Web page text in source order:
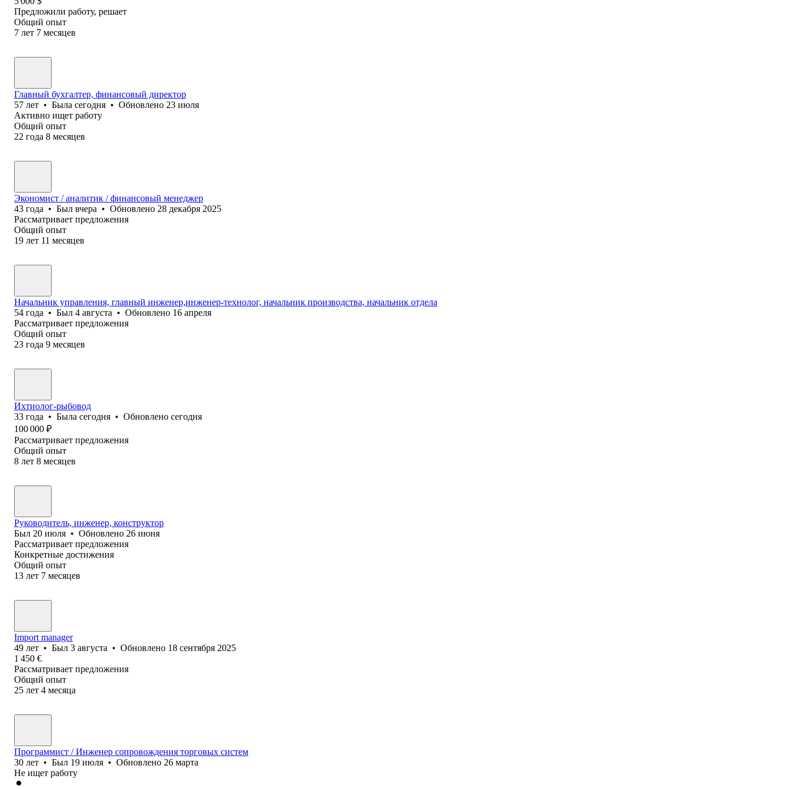
Предложили работу, решает
Общий опыт
7 лет 7 месяцев
Главный бухгалтер, финансовый директор
57 лет • Была сегодня • Обновлено 23 июля
Активно ищет работу
Общий опыт
22 года 8 месяцев
Экономист / аналитик / финансовый менеджер
43 года • Был вчера • Обновлено 28 декабря 2025
Рассматривает предложения
Общий опыт
19 лет 11 месяцев
Начальник управления, главный инженер,инженер-технолог, начальник производства, начальник отдела
54 года • Был 4 августа • Обновлено 16 апреля
Рассматривает предложения
Общий опыт
23 года 9 месяцев
Ихтиолог-рыбовод
33 года • Была сегодня • Обновлено сегодня
100 000 ₽
Рассматривает предложения
Общий опыт
8 лет 8 месяцев
Руководитель, инженер, конструктор
Был 20 июля • Обновлено 26 июня
Рассматривает предложения
Конкретные достижения
Общий опыт
13 лет 7 месяцев
Import manager
49 лет • Был 3 августа • Обновлено 18 сентября 2025
1 450 €
Рассматривает предложения
Общий опыт
25 лет 4 месяца
Программист / Инженер сопровождения торговых систем
30 лет • Был 19 июля • Обновлено 26 марта
Не ищет работу